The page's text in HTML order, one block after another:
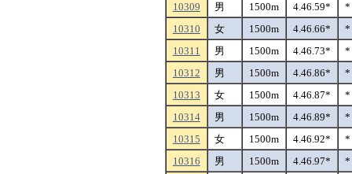
10309
男 1500m 4.46.59*
*
10310
女 1500m 4.46.66*
*
10311
男 1500m 4.46.73*
*
10312
男 1500m 4.46.86*
*
10313
女 1500m 4.46.87*
*
10314
男 1500m 4.46.89*
*
10315
女 1500m 4.46.92*
*
10316
男 1500m 4.46.97*
*